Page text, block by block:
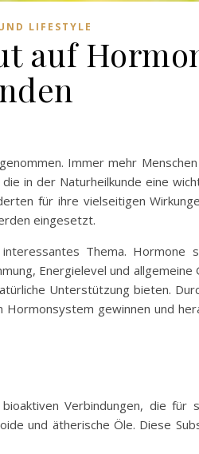
LIFESTYLE
auf
Immer mehr
in der Naturheilkunde eine
für ihre vielseitigen
eingesetzt.
Thema. Hormone
Energielevel und
Unterstützung bieten.
gewinnen und
Verbindungen, die für
und ätherische Öle. Diese